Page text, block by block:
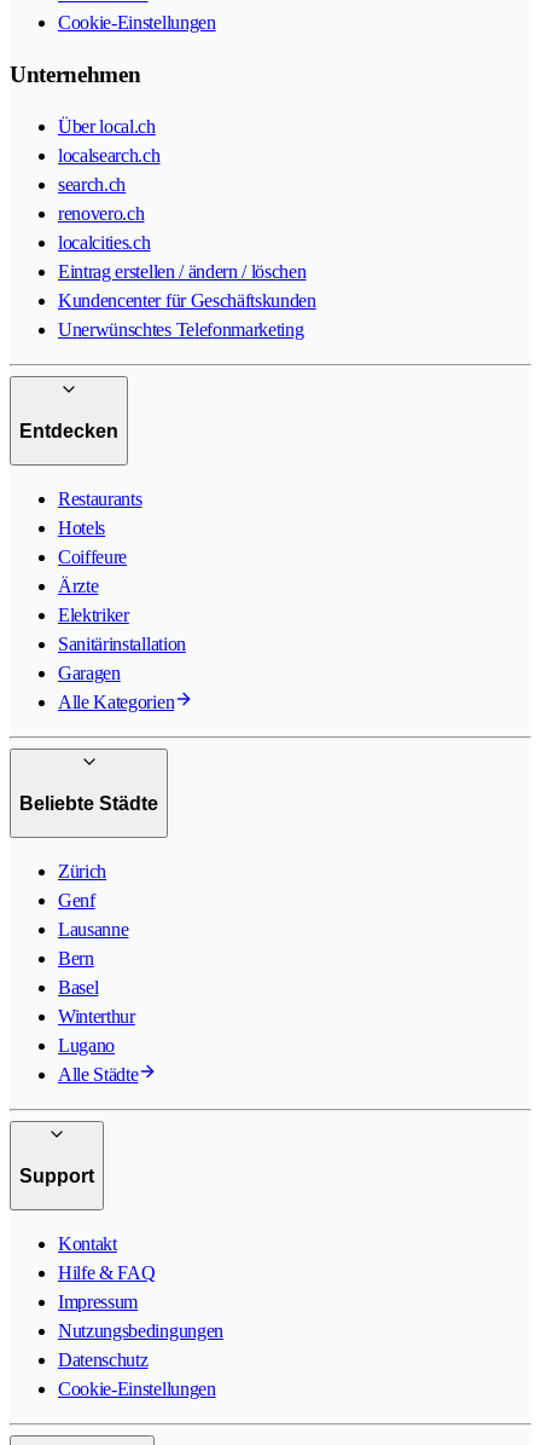
Cookie-Einstellungen
Unternehmen
Über local.ch
localsearch.ch
search.ch
renovero.ch
localcities.ch
Eintrag erstellen / ändern / löschen
Kundencenter für Geschäftskunden
Unerwünschtes Telefonmarketing
Entdecken
Restaurants
Hotels
Coiffeure
Ärzte
Elektriker
Sanitärinstallation
Garagen
Alle Kategorien
Beliebte Städte
Zürich
Genf
Lausanne
Bern
Basel
Winterthur
Lugano
Alle Städte
Support
Kontakt
Hilfe & FAQ
Impressum
Nutzungsbedingungen
Datenschutz
Cookie-Einstellungen